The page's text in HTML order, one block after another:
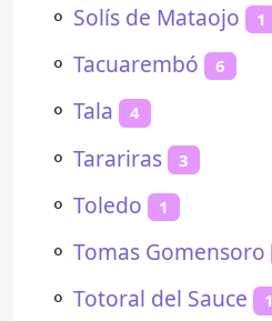
⚬ Solís de Mataojo 1
⚬ Tacuarembó 6
⚬ Tala 4
⚬ Tarariras 3
⚬ Toledo 1
⚬ Tomas Gomensoro
⚬ Totoral del Sauce 1